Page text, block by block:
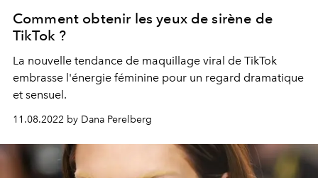
Comment obtenir les yeux de sirène de
TikTok ?
La nouvelle tendance de maquillage viral de TikTok
embrasse l'énergie féminine pour un regard dramatique
et sensuel.
11.08.2022 by Dana Perelberg